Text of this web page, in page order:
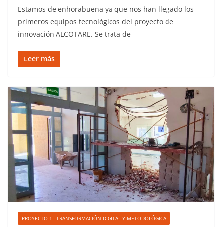
Estamos de enhorabuena ya que nos han llegado los
primeros equipos tecnológicos del proyecto de
innovación ALCOTARE. Se trata de
Leer más
PROYECTO 1 - TRANSFORMACIÓN DIGITAL Y METODOLÓGICA